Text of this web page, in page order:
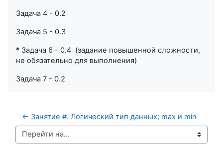
Задача 4 - 0.2
Задача 5 - 0.3
* Задача 6 - 0.4 (задание повышенной сложности,
не обязательно для выполнения)
Задача 7 - 0.2
← Занятие #. Логический тип данных; max и min
Перейти на...